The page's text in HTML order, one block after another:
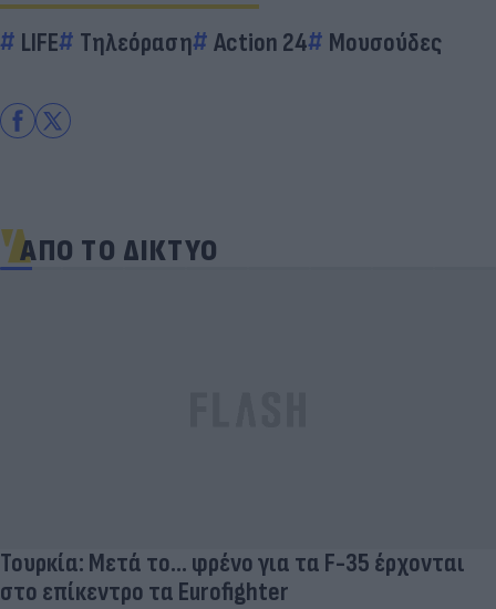
LIFE Τηλεόραση Action 24 Μουσούδες
ΑΠΟ ΤΟ ΔΙΚΤΥΟ
Τουρκία: Μετά το... φρένο για τα F-35 έρχονται
στο επίκεντρο τα Eurofighter